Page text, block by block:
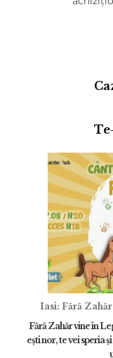
Iasi: Fără
Fără Zahăr vine în
eşti nor, te vei speria